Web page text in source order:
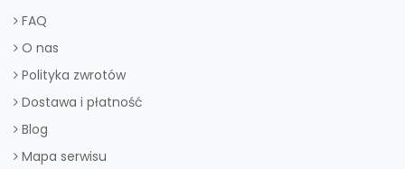
FAQ
O nas
Polityka zwrotów
Dostawa i płatność
Blog
Mapa serwisu